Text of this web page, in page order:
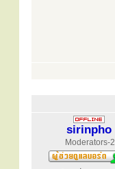
sirinpho
Moderators-2